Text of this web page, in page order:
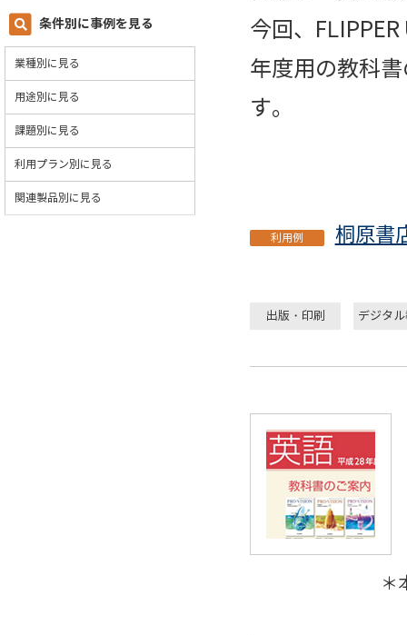
今回、
年度用の教科
す。
利用例 桐原書
出版・印刷 デジタ
＊
条件別に事例を見る
業種別に見る
用途別に見る
課題別に見る
利用プラン別に見る
関連製品別に見る